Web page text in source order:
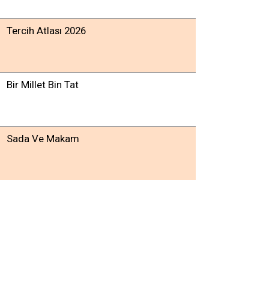
Tercih Atlası 2026
Bir Millet Bin Tat
Sada Ve Makam